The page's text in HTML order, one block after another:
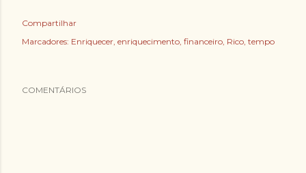
Compartilhar
Marcadores: Enriquecer enriquecimento financeiro Rico tempo
COMENTÁRIOS